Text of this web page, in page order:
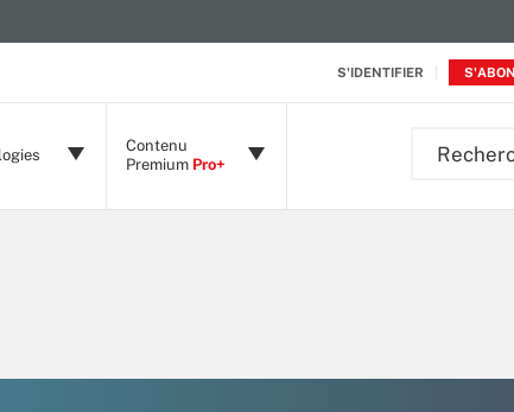
S'IDENTIFIER
Contenu
Premium Pro+